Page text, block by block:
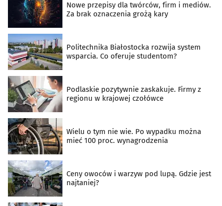
Nowe przepisy dla twórców, firm i mediów.
Za brak oznaczenia grożą kary
Politechnika Białostocka rozwija system
wsparcia. Co oferuje studentom?
Podlaskie pozytywnie zaskakuje. Firmy z
regionu w krajowej czołówce
Wielu o tym nie wie. Po wypadku można
mieć 100 proc. wynagrodzenia
Ceny owoców i warzyw pod lupą. Gdzie jest
najtaniej?